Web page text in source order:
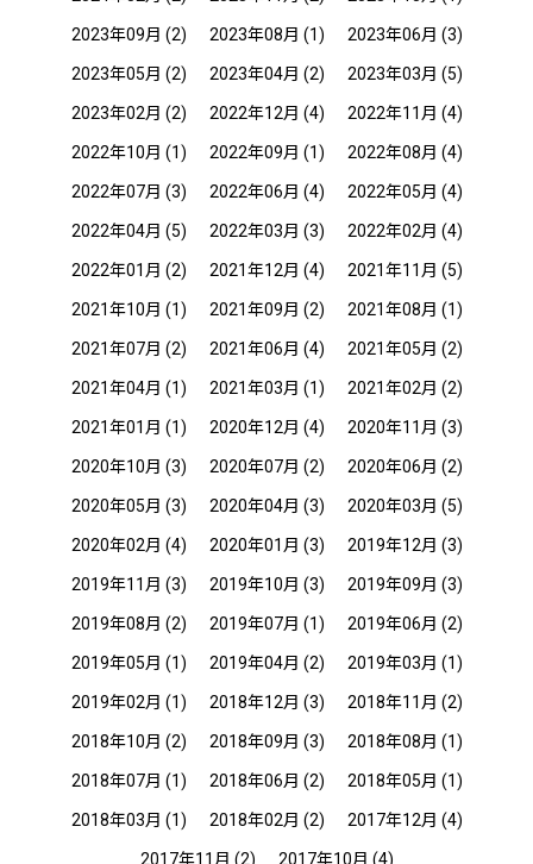
2023年09月 (2) 2023年08月 (1) 2023年06月 (3)
2023年05月 (2) 2023年04月 (2) 2023年03月 (5)
2023年02月 (2) 2022年12月 (4) 2022年11月 (4)
2022年10月 (1) 2022年09月 (1) 2022年08月 (4)
2022年07月 (3) 2022年06月 (4) 2022年05月 (4)
2022年04月 (5) 2022年03月 (3) 2022年02月 (4)
2022年01月 (2) 2021年12月 (4) 2021年11月 (5)
2021年10月 (1) 2021年09月 (2) 2021年08月 (1)
2021年07月 (2) 2021年06月 (4) 2021年05月 (2)
2021年04月 (1) 2021年03月 (1) 2021年02月 (2)
2021年01月 (1) 2020年12月 (4) 2020年11月 (3)
2020年10月 (3) 2020年07月 (2) 2020年06月 (2)
2020年05月 (3) 2020年04月 (3) 2020年03月 (5)
2020年02月 (4) 2020年01月 (3) 2019年12月 (3)
2019年11月 (3) 2019年10月 (3) 2019年09月 (3)
2019年08月 (2) 2019年07月 (1) 2019年06月 (2)
2019年05月 (1) 2019年04月 (2) 2019年03月 (1)
2019年02月 (1) 2018年12月 (3) 2018年11月 (2)
2018年10月 (2) 2018年09月 (3) 2018年08月 (1)
2018年07月 (1) 2018年06月 (2) 2018年05月 (1)
2018年03月 (1) 2018年02月 (2) 2017年12月 (4)
2017年11月 (2) 2017年10月 (4)